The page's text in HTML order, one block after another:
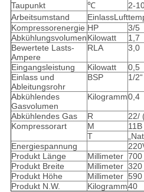
Taupunkt ℃
2-
Arbeitsumstand
Kompressorenergie HP 3/5
AbkühlungsvolumenKilowatt 1,7
Bewertete Lasts-
Ampere
RLA 3,0
Eingangsleistung Kilowatt 0,5
Einlass und
Ableitungsrohr
BSP 1/2“
Abkühlendes
Gasvolumen
Kilogramm0,4
Abkühlendes Gas R
22/
Kompressorart
M 11B
T
Energiespannung
Produkt Länge
Millimeter 700
Produkt Breite
Millimeter 320
Produkt Höhe
Millimeter 590
Produkt N.W.
Kilogramm40